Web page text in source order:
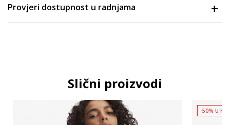
Provjeri dostupnost u radnjama
Slični proizvodi
-50% U